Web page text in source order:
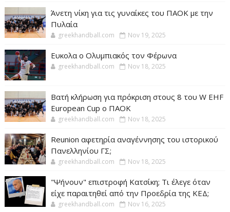
Άνετη νίκη για τις γυναίκες του ΠΑΟΚ με την
Πυλαία
greekhandball.com Nov 19, 2025
Ευκολα ο Ολυμπιακός τον Φέρωνα
greekhandball.com Nov 18, 2025
Βατή κλήρωση για πρόκριση στους 8 του W EHF
European Cup ο ΠΑΟΚ
greekhandball.com Nov 18, 2025
Reunion αφετηρία αναγέννησης του ιστορικού
Πανελληνίου ΓΣ;
greekhandball.com Nov 18, 2025
"Ψήνουν" επιστροφή Κατσίκη; Τι έλεγε όταν
είχε παραιτηθεί από την Προεδρία της ΚΕΔ;
greekhandball.com Nov 16, 2025